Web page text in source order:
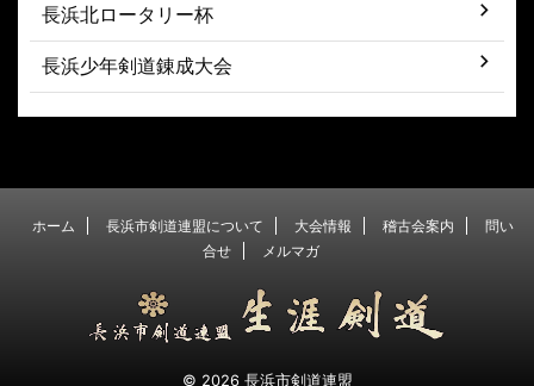
長浜北ロータリー杯
長浜少年剣道錬成大会
ホーム 長浜市剣道連盟について 大会情報 稽古会案内
問い
合せ
メルマガ
© 2026 長浜市剣道連盟